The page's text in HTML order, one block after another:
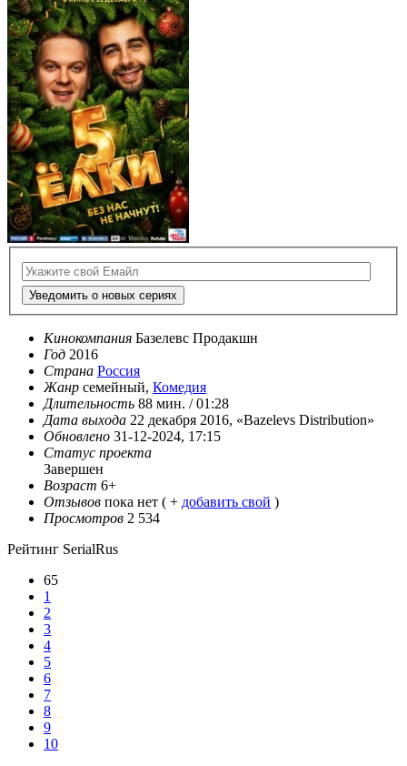
Уведомить о новых сериях
Кинокомпания Базелевс Продакшн
Год 2016
Страна Россия
Жанр семейный, Комедия
Длительность 88 мин. / 01:28
Дата выхода 22 декабря 2016, «Bazelevs Distribution»
Обновлено 31-12-2024, 17:15
Статус проекта
Завершен
Возраст 6+
Отзывов пока нет ( + добавить свой )
Просмотров 2 534
Рейтинг SerialRus
65
1
2
3
4
5
6
7
8
9
10